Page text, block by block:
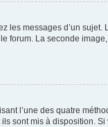
les messages d’un sujet.
La seconde
l’une des quatre
sont mis à disposition.